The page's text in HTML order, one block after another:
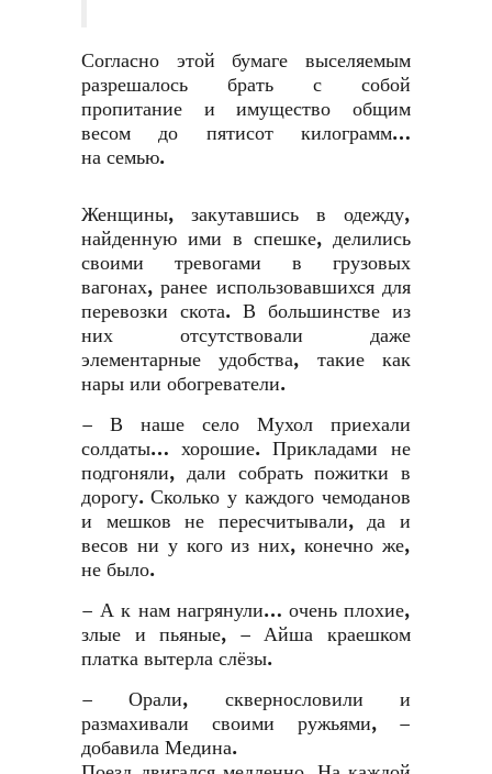
Согласно этой бумаге выселяемым
разрешалось брать с собой
пропитание и имущество общим
весом до пятисот килограмм…
на семью.
Женщины, закутавшись в одежду,
найденную ими в спешке, делились
своими тревогами в грузовых
вагонах, ранее использовавшихся для
перевозки скота. В большинстве из
них отсутствовали даже
элементарные удобства, такие как
нары или обогреватели.
– В наше село Мухол приехали
солдаты… хорошие. Прикладами не
подгоняли, дали собрать пожитки в
дорогу. Сколько у каждого чемоданов
и мешков не пересчитывали, да и
весов ни у кого из них, конечно же,
не было.
– А к нам нагрянули… очень плохие,
злые и пьяные, – Айша краешком
платка вытерла слёзы.
– Орали, сквернословили и
размахивали своими ружьями, –
добавила Медина.